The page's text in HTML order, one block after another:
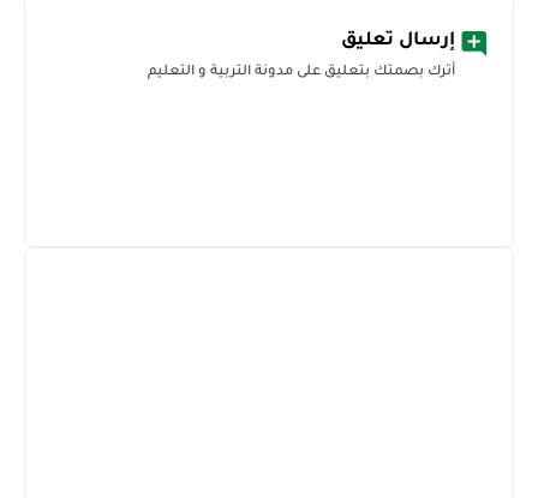
إرسال تعليق
أترك بصمتك بتعليق على مدونة التربية و التعليم